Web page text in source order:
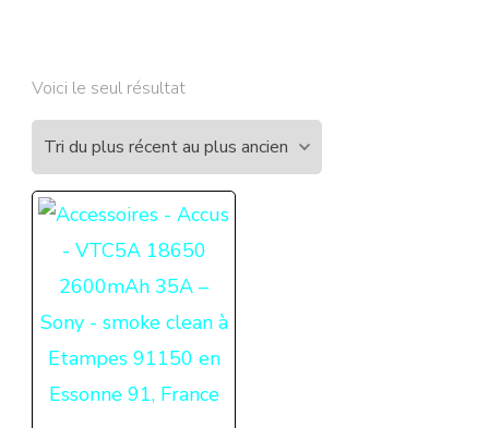
Voici le seul résultat